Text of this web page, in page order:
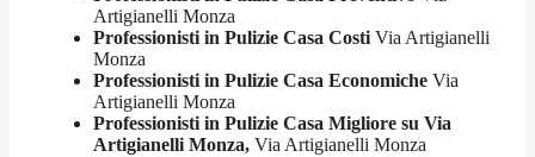
Artigianelli Monza
Professionisti in Pulizie Casa Costi Via Artigianelli
Monza
Professionisti in Pulizie Casa Economiche Via
Artigianelli Monza
Professionisti in Pulizie Casa Migliore su Via
Artigianelli Monza, Via Artigianelli Monza